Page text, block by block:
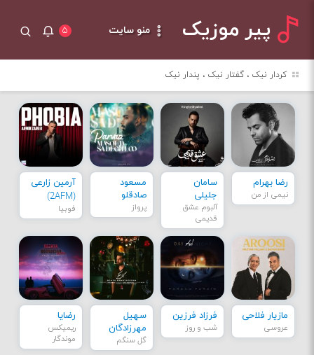
پیر موزیک منو سایت ۵
کردار نیک ، گفتار نیک ، پندار نیک
رضا بهرام
نیمی از من
سامان
جلیلی
آلبوم عشق
قدیمی
مسعود
صادقلو
پرواز
آرمین زارعی
(2AFM)
فوبیا
مازیار فلاحی
عروسی
فرزاد فرزین
شب و روز
سهیل
مهرزادگان
گل سنگم
رضایا
ریمیکس
موندگار